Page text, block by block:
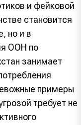
и фейковой
становится
но и в
ООН по
занимает
примеры
требует не